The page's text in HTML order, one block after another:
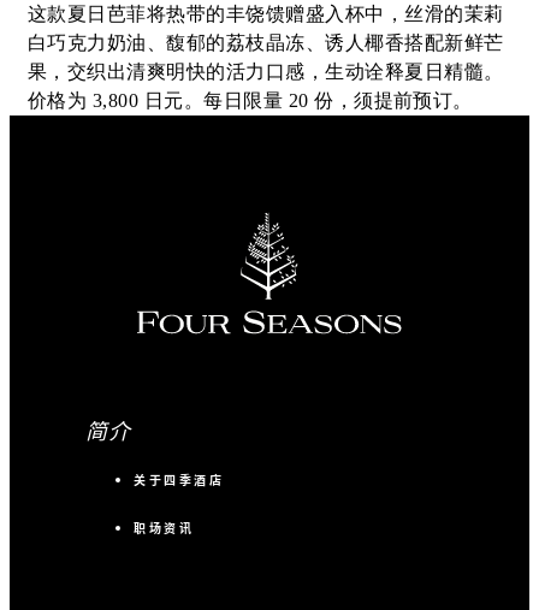
这款夏日芭菲将热带的丰饶馈赠盛入杯中，丝滑的茉莉
白巧克力奶油、馥郁的荔枝晶冻、诱人椰香搭配新鲜芒
果，交织出清爽明快的活力口感，生动诠释夏日精髓。
价格为 3,800 日元。每日限量 20 份，须提前预订。
简介
关于四季酒店
职场资讯